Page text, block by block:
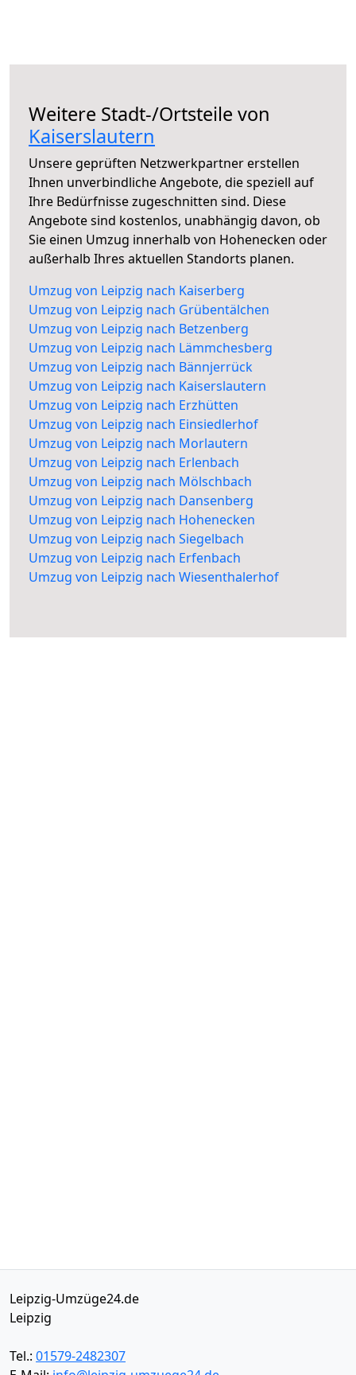
Weitere Stadt-/Ortsteile von
Kaiserslautern
Unsere geprüften Netzwerkpartner erstellen
Ihnen unverbindliche Angebote, die speziell auf
Ihre Bedürfnisse zugeschnitten sind. Diese
Angebote sind kostenlos, unabhängig davon, ob
Sie einen Umzug innerhalb von Hohenecken oder
außerhalb Ihres aktuellen Standorts planen.
Umzug von Leipzig nach Kaiserberg
Umzug von Leipzig nach Grübentälchen
Umzug von Leipzig nach Betzenberg
Umzug von Leipzig nach Lämmchesberg
Umzug von Leipzig nach Bännjerrück
Umzug von Leipzig nach Kaiserslautern
Umzug von Leipzig nach Erzhütten
Umzug von Leipzig nach Einsiedlerhof
Umzug von Leipzig nach Morlautern
Umzug von Leipzig nach Erlenbach
Umzug von Leipzig nach Mölschbach
Umzug von Leipzig nach Dansenberg
Umzug von Leipzig nach Hohenecken
Umzug von Leipzig nach Siegelbach
Umzug von Leipzig nach Erfenbach
Umzug von Leipzig nach Wiesenthalerhof
Leipzig-Umzüge24.de
Leipzig
Tel.: 01579-2482307